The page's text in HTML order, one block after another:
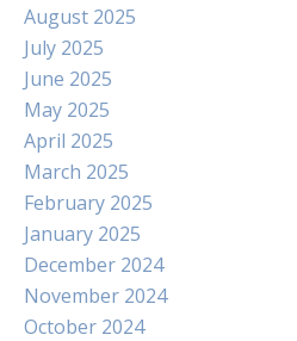
August 2025
July 2025
June 2025
May 2025
April 2025
March 2025
February 2025
January 2025
December 2024
November 2024
October 2024